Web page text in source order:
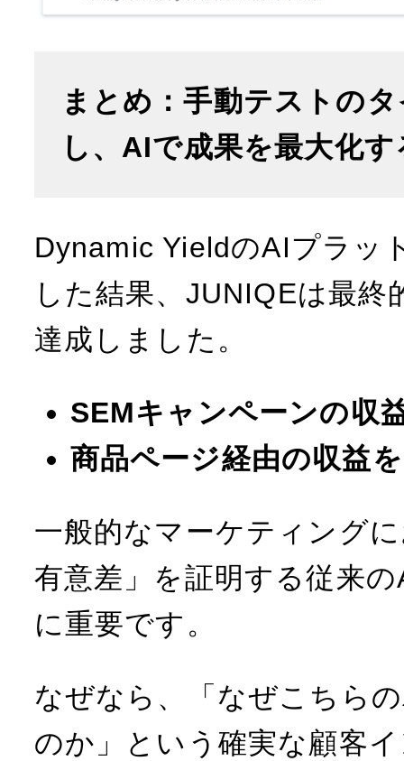
まとめ：手動テストの
し、AIで成果を最大化す
Dynamic YieldのAIプラッ
した結果、JUNIQEは最終
達成しました。
SEMキャンペーンの収
商品ページ経由の収益
一般的なマーケティング
有意差」を証明する従来
に重要です。
なぜなら、「なぜこちら
のか」という確実な顧客